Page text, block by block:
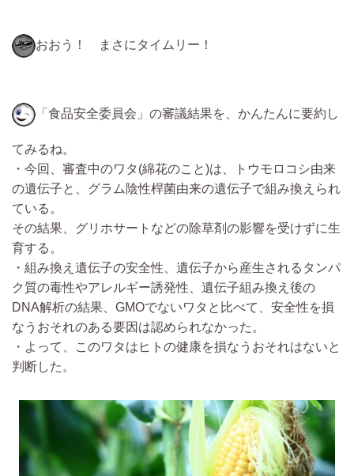
おおう！ まさにタイムリー！
「食品安全委員会」の審議結果を、かんたんに要約し
てみるね。
・今回、審査中のワタ(綿花のこと)は、トウモロコシ由来
の遺伝子と、グラム陰性桿菌由来の遺伝子で組み換えられ
ている。
その結果、グリホサートなどの除草剤の影響を受けずに生
育する。
・組み換え遺伝子の安全性、遺伝子から産生されるタンパ
ク質の毒性やアレルギー誘発性、遺伝子組み換え後の
DNA解析の結果、GMOでないワタと比べて、安全性を損
なうおそれのある要因は認められなかった。
・よって、このワタはヒトの健康を損なうおそれはないと
判断した。